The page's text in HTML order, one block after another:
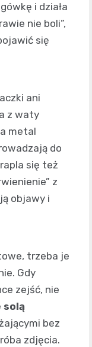
i działa
nie boli”,
się
ani
z waty
metal
do
się też
z
objawy i
trzeba je
Gdy
zejść, nie
solą
bez
zdjęcia.